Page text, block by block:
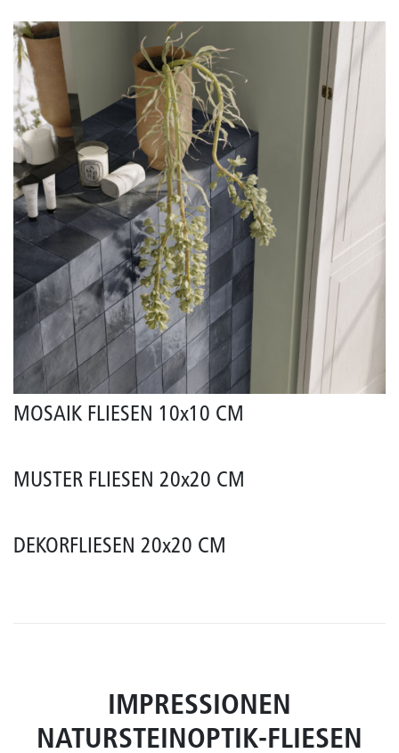
MOSAIK FLIESEN 10x10 CM
MUSTER FLIESEN 20x20 CM
DEKORFLIESEN 20x20 CM
IMPRESSIONEN
NATURSTEINOPTIK-FLIESEN